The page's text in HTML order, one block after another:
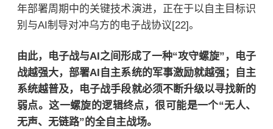
年部署周期中的关键技术演进，正在于以自主目标识
别与AI制导对冲乌方的电子战协议[22]。
由此，电子战与AI之间形成了一种“攻守螺旋”，电子
战越强大，部署AI自主系统的军事激励就越强；自主
系统越普及，电子战手段就必须不断升级以寻找新的
弱点。这一螺旋的逻辑终点，很可能是一个“无人、
无声、无链路”的全自主战场。